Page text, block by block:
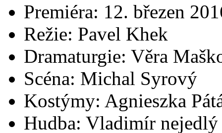
Premiéra: 12. březen
Režie: Pavel Khek
Dramaturgie: Věra
Scéna: Michal Syrový
Kostýmy: Agnieszka
Hudba: Vladimír nejedlý